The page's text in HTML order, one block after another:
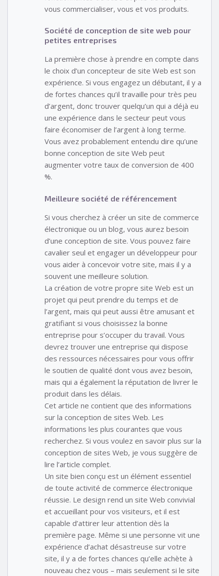
vous commercialiser, vous et vos produits.
Société de conception de site web pour
petites entreprises
La première chose à prendre en compte dans
le choix d’un concepteur de site Web est son
expérience. Si vous engagez un débutant, il y a
de fortes chances qu’il travaille pour très peu
d’argent, donc trouver quelqu’un qui a déjà eu
une expérience dans le secteur peut vous
faire économiser de l’argent à long terme.
Vous avez probablement entendu dire qu’une
bonne conception de site Web peut
augmenter votre taux de conversion de 400
%.
Meilleure société de référencement
Si vous cherchez à créer un site de commerce
électronique ou un blog, vous aurez besoin
d’une conception de site. Vous pouvez faire
cavalier seul et engager un développeur pour
vous aider à concevoir votre site, mais il y a
souvent une meilleure solution.
La création de votre propre site Web est un
projet qui peut prendre du temps et de
l’argent, mais qui peut aussi être amusant et
gratifiant si vous choisissez la bonne
entreprise pour s’occuper du travail. Vous
devrez trouver une entreprise qui dispose
des ressources nécessaires pour vous offrir
le soutien de qualité dont vous avez besoin,
mais qui a également la réputation de livrer le
produit dans les délais.
Cet article ne contient que des informations
sur la conception de sites Web. Les
informations les plus courantes que vous
recherchez. Si vous voulez en savoir plus sur la
conception de sites Web, je vous suggère de
lire l’article complet.
Un site bien conçu est un élément essentiel
de toute activité de commerce électronique
réussie. Le design rend un site Web convivial
et accueillant pour vos visiteurs, et il est
capable d’attirer leur attention dès la
première page. Même si une personne vit une
expérience d’achat désastreuse sur votre
site, il y a de fortes chances qu’elle achète à
nouveau chez vous – mais seulement si le site